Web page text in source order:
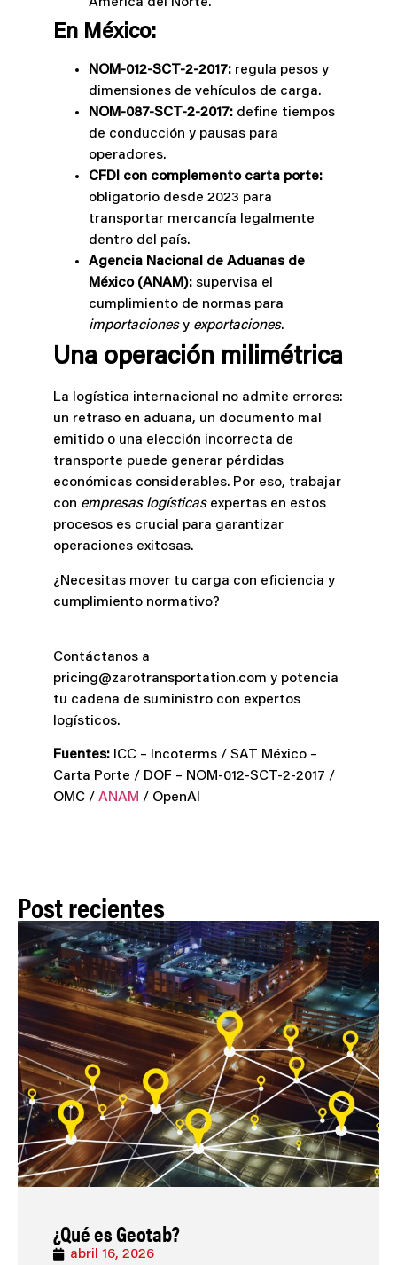
En México:
NOM-012-SCT-2-2017: regula pesos y
dimensiones de vehículos de carga.
NOM-087-SCT-2-2017: define tiempos
de conducción y pausas para
operadores.
CFDI con complemento carta porte:
obligatorio desde 2023 para
transportar mercancía legalmente
dentro del país.
Agencia Nacional de Aduanas de
México (ANAM): supervisa el
cumplimiento de normas para
importacionesy exportaciones.
Una operación milimétrica
La logística internacional no admite errores:
un retraso en aduana, un documento mal
emitido o una elección incorrecta de
transporte puede generar pérdidas
económicas considerables. Por eso, trabajar
con empresas logísticasexpertas en estos
procesos es crucial para garantizar
operaciones exitosas.
¿Necesitas mover tu carga con eficiencia y
cumplimiento normativo?
Contáctanos a
pricing@zarotransportation.com y potencia
tu cadena de suministro con expertos
logísticos.
Fuentes: ICC – Incoterms / SAT México –
Carta Porte / DOF – NOM-012-SCT-2-2017 /
OMC / ANAM / OpenAI
Post recientes
¿Qué es Geotab?
abril 16, 2026